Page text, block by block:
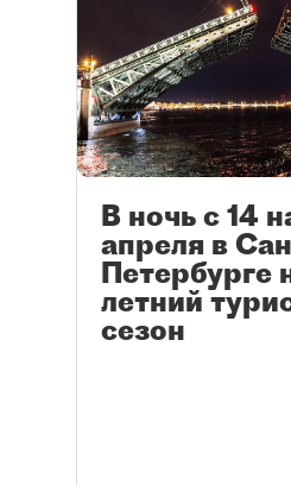
В ночь с 14
апреля в
Петербурге
летний
сезон